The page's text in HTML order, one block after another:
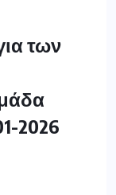
των
2026